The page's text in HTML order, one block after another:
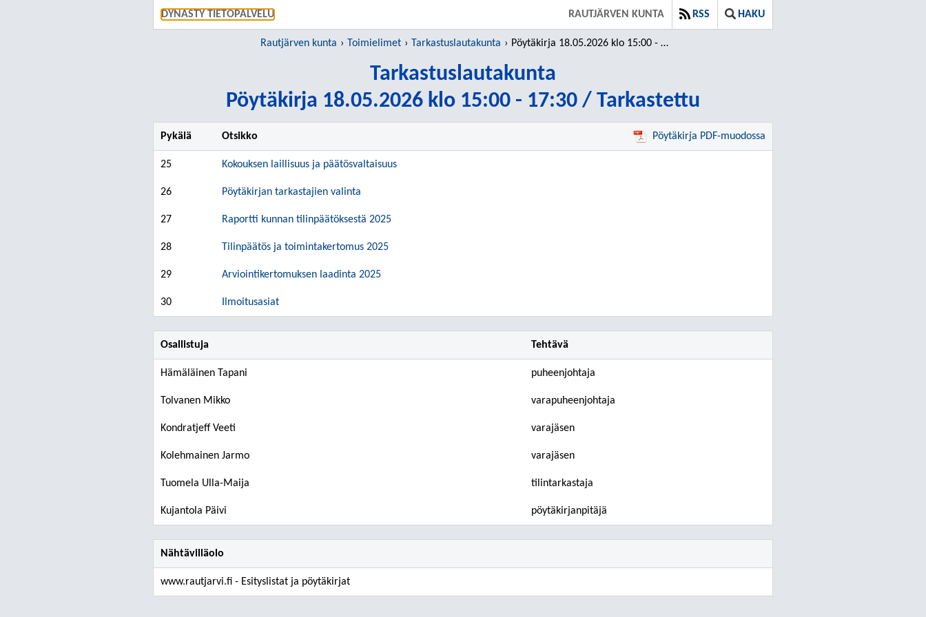
DYNASTY TIETOPALVELU RAUTJÄRVEN KUNTA RSS HAKU
Rautjärven kunta Toimielimet Tarkastuslautakunta Pöytäkirja 18.05.2026 klo 15:00 - 17:30 / Tarkastettu
Tarkastuslautakunta
Pöytäkirja 18.05.2026 klo 15:00 - 17:30 / Tarkastettu
Pykälä Otsikko Pöytäkirja PDF-muodossa
25 Kokouksen laillisuus ja päätösvaltaisuus
26 Pöytäkirjan tarkastajien valinta
27 Raportti kunnan tilinpäätöksestä 2025
28 Tilinpäätös ja toimintakertomus 2025
29 Arviointikertomuksen laadinta 2025
30 Ilmoitusasiat
Osallistuja Tehtävä
Hämäläinen Tapani puheenjohtaja
Tolvanen Mikko varapuheenjohtaja
Kondratjeff Veeti varajäsen
Kolehmainen Jarmo varajäsen
Tuomela Ulla-Maija tilintarkastaja
Kujantola Päivi pöytäkirjanpitäjä
Nähtävilläolo
www.rautjarvi.fi - Esityslistat ja pöytäkirjat